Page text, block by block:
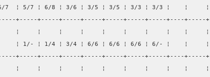
7  ¦ 5/7 ¦ 6/8 ¦ 3/6 ¦ 3/5 ¦ 3/5 ¦ 3/3 ¦ 3/3 ¦    ¦     ¦
+-----+-----+-----+-----+-----+-----+-----+----+-----+
¦     ¦     ¦     ¦     ¦     ¦     ¦     ¦    ¦     ¦
¦ 1/- ¦ 1/4 ¦ 3/4 ¦ 6/6 ¦ 6/6 ¦ 6/6 ¦ 6/- ¦    ¦     ¦
+-----+-----+-----+-----+-----+-----+-----+----+-----+
¦     ¦     ¦     ¦     ¦     ¦     ¦     ¦     ¦    ¦     ¦